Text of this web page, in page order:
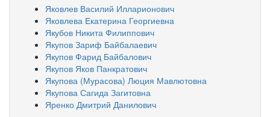
Яковлев Василий Илларионович
Яковлева Екатерина Георгиевна
Якубов Никита Филиппович
Якупов Зариф Байбалаевич
Якупов Фарид Байбалович
Якупов Яков Панкратович
Якупова (Мурасова) Люция Мавлютовна
Якупова Сагида Загитовна
Яренко Дмитрий Данилович